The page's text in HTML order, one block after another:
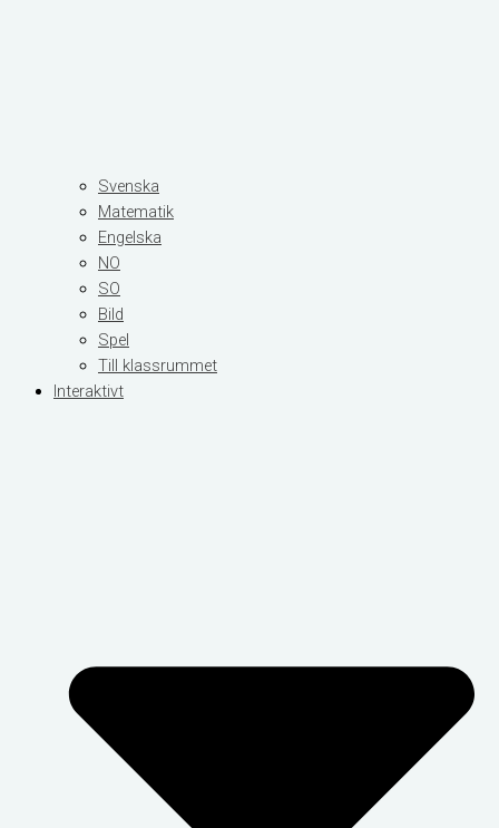
Svenska
Matematik
Engelska
NO
SO
Bild
Spel
Till klassrummet
Interaktivt